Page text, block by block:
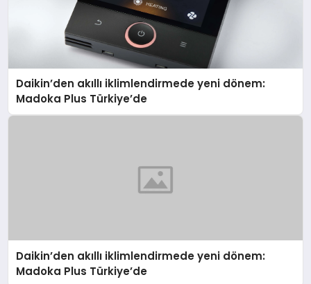
Daikin’den akıllı iklimlendirmede yeni dönem:
Madoka Plus Türkiye’de
Daikin’den akıllı iklimlendirmede yeni dönem:
Madoka Plus Türkiye’de